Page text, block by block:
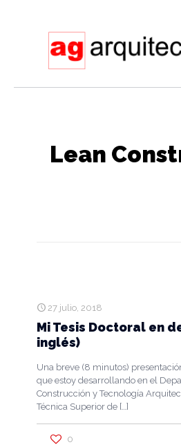
Lean
27 julio, 2018
Mi Tesis Doctoral en
inglés)
Una breve (8 minutos)
que estoy desarrollando en el
Construcción y Tecnología
Técnica Superior de […]
0